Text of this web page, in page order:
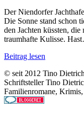
Der Niendorfer
Die Sonne stand schon
den Jachten küssten,
traumhafte Kulisse.
Beitrag lesen
© seit 2012 Tino
Schriftsteller Tino
Familienromane,